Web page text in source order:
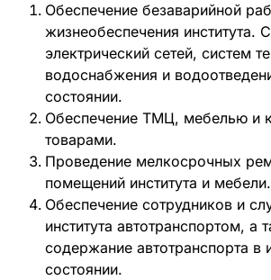
Обеспечение безаварийной
жизнеобеспечения института.
электрический сетей, систем
водоснабжения и
состоянии.
Обеспечение ТМЦ, мебелью и
товарами.
Проведение мелкосрочных
помещений института и мебели.
Обеспечение сотрудников и
института автотранспортом, а
содержание автотранспорта в
состоянии.